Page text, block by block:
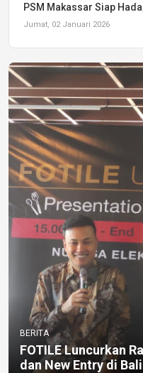
PSM Makassar Siap
Jumat, 02 Januari 2026
BERITA
FOTILE Luncurkan
dan New Entry di